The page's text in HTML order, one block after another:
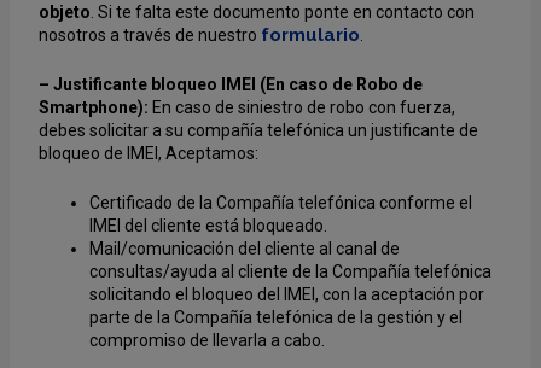
objeto . Si te falta este documento ponte en contacto con
nosotros a través de nuestro formulario
– Justificante bloqueo IMEI (En caso de Robo de
Smartphone): En caso de siniestro de robo con fuerza,
debes solicitar a su compañía telefónica un justificante de
bloqueo de IMEI, Aceptamos:
Certificado de la Compañía telefónica conforme el
IMEI del cliente está bloqueado.
Mail/comunicación del cliente al canal de
consultas/ayuda al cliente de la Compañía telefónica
solicitando el bloqueo del IMEI, con la aceptación por
parte de la Compañía telefónica de la gestión y el
compromiso de llevarla a cabo.